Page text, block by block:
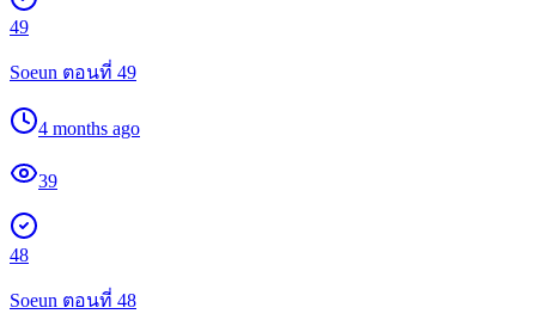
49
Soeun ตอนที่ 49
4 months ago
39
48
Soeun ตอนที่ 48